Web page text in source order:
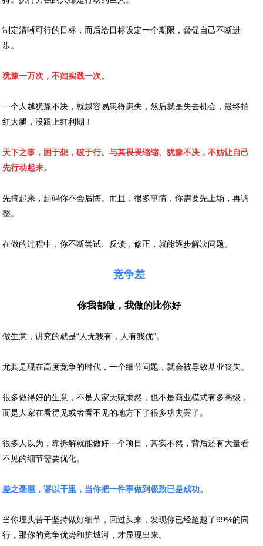
制定清晰可行的目标，而后给目标设定一个期限，督促自己不断进
步。
犹豫一万次，不如实践一次。
一个人越犹豫不决，就越容易患得患失，然后就是失去机会，最终拍
红大腿，没跟上红利期！
天下之事，困于想，破于行。与其畏畏缩缩、犹豫不决，不妨让自己
先行动起来。
先搞起来，起码你不会后悔。而且，很多事情，你需要先上场，再调
整。
在做的过程中，你不断尝试、反馈，修正，就能逐步解决问题。
竞争差
你我都做，我做的比你好
做生意，讲究的就是“人无我有，人有我优”。
尤其是现在高度竞争的时代，一个细节问题，就会被导致基业丧失。
很多做得好的生意，不是人家天赋秉然，也不是商业模式有多高级，
而是人家在看得见或者看不见的地方下了很多功夫罢了。
很多人以为，靠拆解就能做好一个项目，其实不然，背后还有大量看
不见的细节需要优化。
差之毫厘，谬以干里，当你把一件事做到极致已是成功。
当你埋头苦干坚持做好细节，回过头来，发现你已经超越了99%的同
行，那你的竞争优势和护城河，才显现出来。